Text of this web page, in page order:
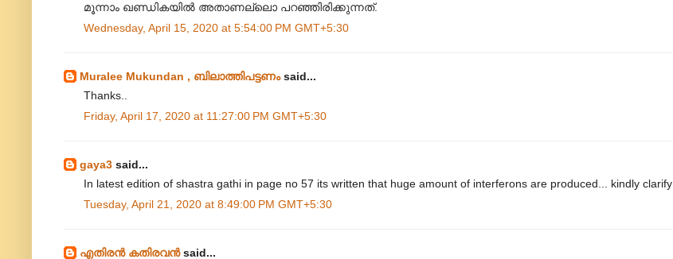
മൂന്നാം ഖണ്ഡികയിൽ അതാണല്ലൊ പറഞ്ഞിരിക്കുന്നത്.
Wednesday, April 15, 2020 at 5:54:00 PM GMT+5:30
Muralee Mukundan , ബിലാത്തിപട്ടണംsaid...
Thanks..
Friday, April 17, 2020 at 11:27:00 PM GMT+5:30
gaya3 said...
In latest edition of shastra gathi in page no 57 its written that huge amount of interferons are produced... kindly clarify
Tuesday, April 21, 2020 at 8:49:00 PM GMT+5:30
എതിരന്‍ കതിരവന്‍said...